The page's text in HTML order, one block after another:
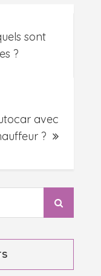
sont
?
avec
?